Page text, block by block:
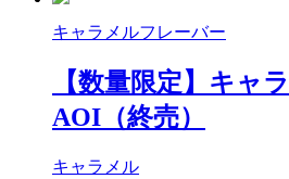
キャラメルフレーバー
【数量限定】キャ
AOI（終売）
キャラメル